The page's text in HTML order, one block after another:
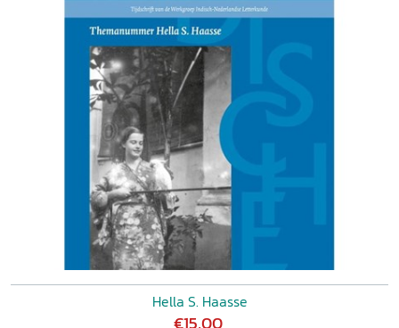
Hella S. Haasse
€15,00